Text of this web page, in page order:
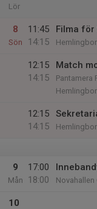
Lör
8
Sön
11:45
14:15
Filma för
12:15
14:15
Match
Pantamera
12:15
14:15
9
Mån
17:00
18:00
Novahallen
10